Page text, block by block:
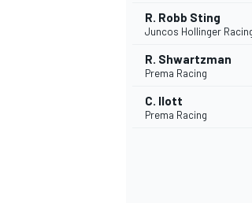
R. Robb Sting
Juncos Hollinger
R. Shwartzman
Prema Racing
C. Ilott
Prema Racing